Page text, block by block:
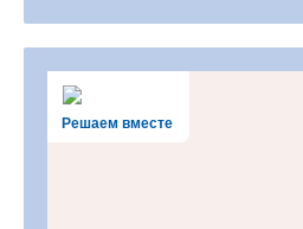
Решаем вместе